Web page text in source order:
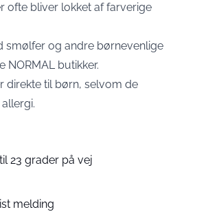
bliver lokket af farverige
smølfer og andre børnevenlige
butikker.
direkte til børn, selvom de
23 grader på vej
melding